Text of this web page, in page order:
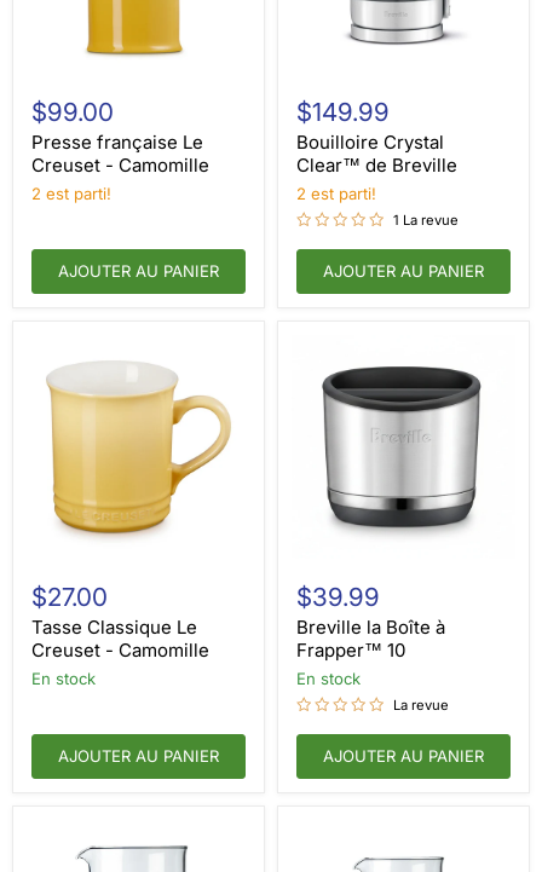
française
Le
Creuset
Camomille
$99.00
Presse française Le
Creuset - Camomille
2 est parti!
AJOUTER AU PANIER
Crystal
Clear™
de
Breville
$149.99
Bouilloire Crystal
Clear™ de Breville
2 est parti!
1 La revue
AJOUTER AU PANIER
Classique
Le
Creuset
Camomille
$27.00
Tasse Classique Le
Creuset - Camomille
en stock
AJOUTER AU PANIER
la
Boîte
à
Frapper™
10
$39.99
Breville la Boîte à
Frapper™ 10
en stock
La revue
AJOUTER AU PANIER